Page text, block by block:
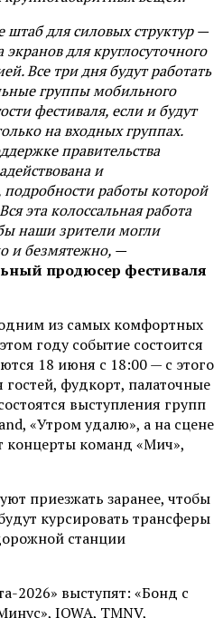
штаб для силовых структур —
для круглосуточного
Все три дня будут работать
группы мобильного
фестиваля, если и будут
на входных группах.
правительства
и
работы которой
эта колоссальная работа
наши зрители могли
и безмятежно, —
продюсер фестиваля
из самых комфортных
году событие состоится
18 июня с 18:00 — с этого
фудкорт, палаточные
выступления групп
«Утром удалю», а на сцене
концерты команд «Мич»,
приезжать заранее, чтобы
курсировать трансферы
станции
2026» выступят: «Бонд с
IOWA, TMNV,